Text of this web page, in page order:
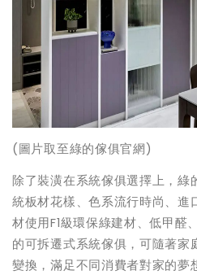
(圖片取至綠的傢俱官網)
除了裝潢在系統傢俱選擇上，綠
統板材花樣、色系流行時尚、進
材使用F1級環保綠建材、低甲醛
的可拆遷式系統傢俱，可隨著家
變換，滿足不同消費者對家的夢